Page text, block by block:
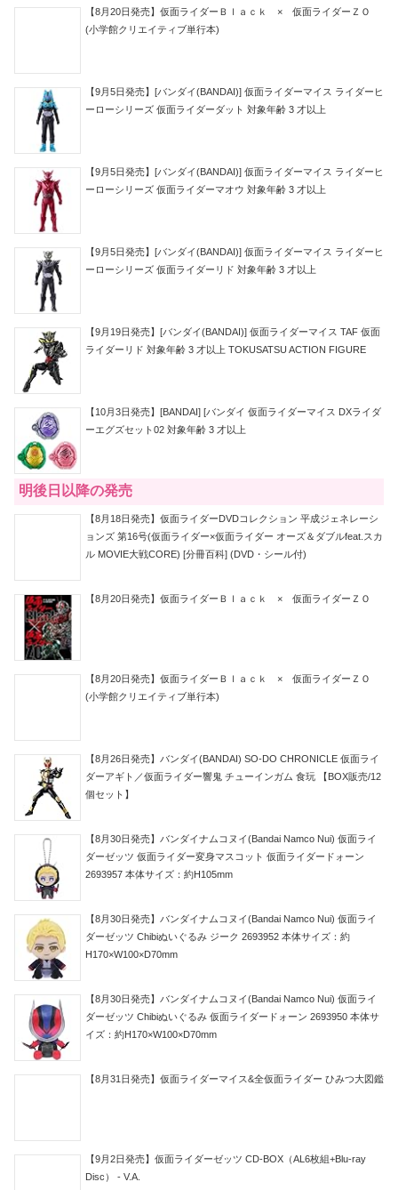
【8月20日発売】仮面ライダーＢｌａｃｋ × 仮面ライダーＺＯ
(小学館クリエイティブ単行本)
【9月5日発売】[バンダイ(BANDAI)] 仮面ライダーマイス ライダーヒ
ーローシリーズ 仮面ライダーダット 対象年齢 3 才以上
【9月5日発売】[バンダイ(BANDAI)] 仮面ライダーマイス ライダーヒ
ーローシリーズ 仮面ライダーマオウ 対象年齢 3 才以上
【9月5日発売】[バンダイ(BANDAI)] 仮面ライダーマイス ライダーヒ
ーローシリーズ 仮面ライダーリド 対象年齢 3 才以上
【9月19日発売】[バンダイ(BANDAI)] 仮面ライダーマイス TAF 仮面
ライダーリド 対象年齢 3 才以上 TOKUSATSU ACTION FIGURE
【10月3日発売】[BANDAI] [バンダイ 仮面ライダーマイス DXライダ
ーエグズセット02 対象年齢 3 才以上
明後日以降の発売
【8月18日発売】仮面ライダーDVDコレクション 平成ジェネレーシ
ョンズ 第16号(仮面ライダー×仮面ライダー オーズ＆ダブルfeat.スカ
ル MOVIE大戦CORE) [分冊百科] (DVD・シール付)
【8月20日発売】仮面ライダーＢｌａｃｋ × 仮面ライダーＺＯ
【8月20日発売】仮面ライダーＢｌａｃｋ × 仮面ライダーＺＯ
(小学館クリエイティブ単行本)
【8月26日発売】バンダイ(BANDAI) SO-DO CHRONICLE 仮面ライ
ダーアギト／仮面ライダー響鬼 チューインガム 食玩 【BOX販売/12
個セット】
【8月30日発売】バンダイナムコヌイ(Bandai Namco Nui) 仮面ライ
ダーゼッツ 仮面ライダー変身マスコット 仮面ライダードォーン
2693957 本体サイズ：約H105mm
【8月30日発売】バンダイナムコヌイ(Bandai Namco Nui) 仮面ライ
ダーゼッツ Chibiぬいぐるみ ジーク 2693952 本体サイズ：約
H170×W100×D70mm
【8月30日発売】バンダイナムコヌイ(Bandai Namco Nui) 仮面ライ
ダーゼッツ Chibiぬいぐるみ 仮面ライダードォーン 2693950 本体サ
イズ：約H170×W100×D70mm
【8月31日発売】仮面ライダーマイス&全仮面ライダー ひみつ大図鑑
【9月2日発売】仮面ライダーゼッツ CD-BOX（AL6枚組+Blu-ray
Disc） - V.A.